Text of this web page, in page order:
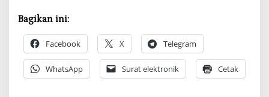
Bagikan ini:
Facebook X Telegram
WhatsApp Surat elektronik Cetak